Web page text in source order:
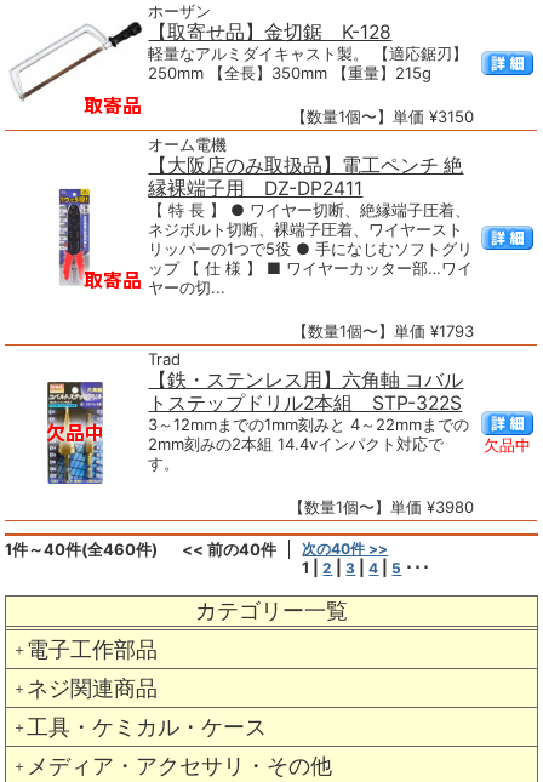
カテゴリー一覧
＋ 電子工作部品
＋ ネジ関連商品
＋ 工具・ケミカル・ケース
＋ メディア・アクセサリ・その他
ホーザン
【取寄せ品】金切鋸 K-128
軽量なアルミダイキャスト製。 【適応鋸刃】
250mm 【全長】350mm 【重量】215g
【数量1個〜】単価 ¥3150
オーム電機
【大阪店のみ取扱品】電工ペンチ 絶
縁裸端子用 DZ-DP2411
【 特 長 】 ● ワイヤー切断、絶縁端子圧着、
ネジボルト切断、裸端子圧着、ワイヤースト
リッパーの1つで5役 ● 手になじむソフトグリ
ップ 【 仕 様 】 ■ ワイヤーカッター部…ワイ
ヤーの切...
【数量1個〜】単価 ¥1793
Trad
【鉄・ステンレス用】六角軸 コバル
トステップドリル2本組 STP-322S
3～12mmまでの1mm刻みと 4～22mmまでの
2mm刻みの2本組 14.4vインパクト対応で
す。
【数量1個〜】単価 ¥3980
欠品中
1件～40件(全460件) << 前の40件 次の40件 >>
1 |2 |3 |4 5 ･･･